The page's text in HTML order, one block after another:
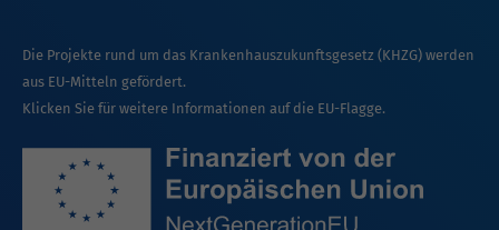
Die Projekte rund um das Krankenhauszukunftsgesetz (KHZG) werden
aus EU-Mitteln gefördert.
Klicken Sie für weitere Informationen auf die EU-Flagge.